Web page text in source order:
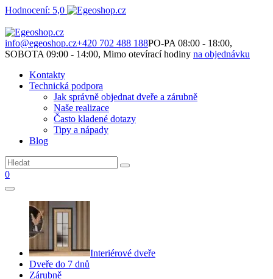
Hodnocení: 5,0
info@egeoshop.cz+420 702 488 188PO-PA 08:00 - 18:00,
SOBOTA 09:00 - 14:00, Mimo otevírací hodiny na objednávku
Kontakty
Technická podpora
Jak správně objednat dveře a zárubně
Naše realizace
Často kladené dotazy
Tipy a nápady
Blog
0
Interiérové dveře
Dveře do 7 dnů
Zárubně